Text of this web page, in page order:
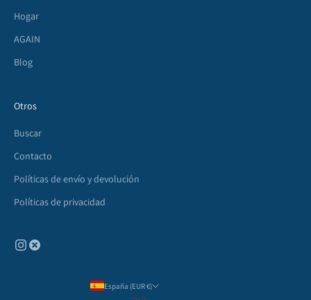
Hogar
AGAIN
Blog
Otros
Buscar
Contacto
Políticas de envío y devolución
Políticas de privacidad
España (EUR €)